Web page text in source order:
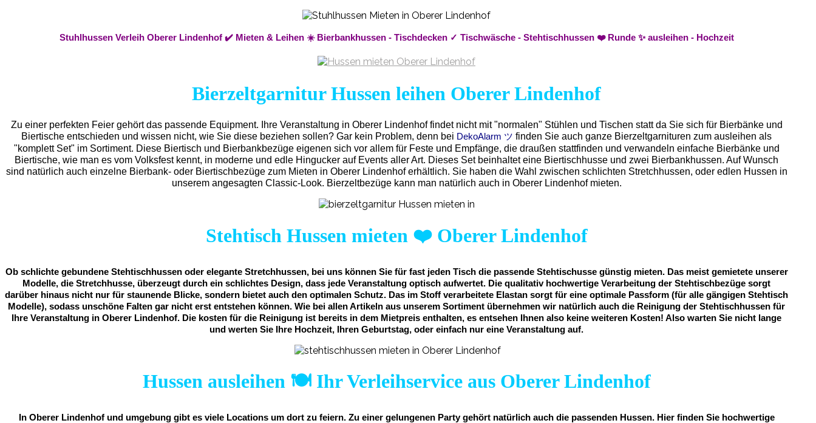
Stuhlhussen Verleih Oberer Lindenhof ✔️ Mieten & Leihen ☀️ Bierbankhussen - Tischdecken ✓ Tischwäsche - Stehtischhussen ❤️ Runde ✨ ausleihen - Hochzeit
Bierzeltgarnitur Hussen leihen Oberer Lindenhof
Zu einer perfekten Feier gehört das passende Equipment.
Ihre Veranstaltung in Oberer Lindenhof findet nicht mit "normalen" Stühlen und Tischen statt da Sie sich für Bierbänke und
Biertische entschieden und wissen nicht, wie Sie diese beziehen sollen? Gar kein Problem, denn bei DekoAlarm ツ finden Sie auch ganze Bierzeltgarnituren zum ausleihen als
"komplett Set" im Sortiment. Diese Biertisch und Bierbankbezüge eigenen sich vor allem für Feste und Empfänge, die draußen stattfinden und verwandeln einfache Bierbänke und
Biertische, wie man es vom Volksfest kennt, in moderne und edle Hingucker auf Events aller Art. Dieses Set beinhaltet eine Biertischhusse und zwei Bierbankhussen. Auf Wunsch
sind natürlich auch einzelne Bierbank- oder Biertischbezüge zum Mieten in Oberer Lindenhof erhältlich. Sie haben die Wahl zwischen schlichten Stretchhussen, oder edlen Hussen in
unserem angesagten Classic-Look. Bierzeltbezüge kann man natürlich auch in Oberer Lindenhof mieten.
Stehtisch Hussen mieten ❤️Oberer Lindenhof
Ob schlichte gebundene Stehtischhussen oder elegante Stretchhussen, bei uns können Sie für fast jeden Tisch die passende Stehtischusse günstig mieten. Das meist gemietete unserer
Modelle, die Stretchhusse, überzeugt durch ein schlichtes Design, dass jede Veranstaltung optisch aufwertet. Die qualitativ hochwertige Verarbeitung der Stehtischbezüge sorgt
darüber hinaus nicht nur für staunende Blicke, sondern bietet auch den optimalen Schutz. Das im Stoff verarbeitete Elastan sorgt für eine optimale Passform (für alle gängigen Stehtisch
Modelle), sodass unschöne Falten gar nicht erst entstehen können. Wie bei allen Artikeln aus unserem Sortiment übernehmen wir natürlich auch die Reinigung der Stehtischhussen für
Ihre Veranstaltung in Oberer Lindenhof. Die kosten für die Reinigung ist bereits in dem Mietpreis enthalten, es entsehen Ihnen also keine weiteren Kosten! Also warten Sie nicht lange
und werten Sie Ihre Hochzeit, Ihren Geburtstag, oder einfach nur eine Veranstaltung auf.
Hussen ausleihen 🍽️ Ihr Verleihservice aus Oberer Lindenhof
In Oberer Lindenhof und umgebung gibt es viele Locations um dort zu feiern. Zu einer gelungenen Party gehört natürlich auch die passenden Hussen. Hier finden Sie hochwertige